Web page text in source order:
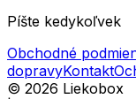
Píšte kedykoľvek
Obchodné
dopravyKontakt
© 2026 Liekobox